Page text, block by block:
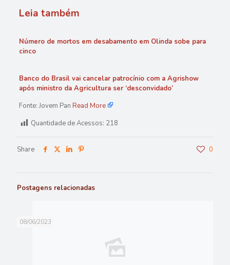
Leia também
Número de mortos em desabamento em Olinda sobe para
cinco
Banco do Brasil vai cancelar patrocínio com a Agrishow
após ministro da Agricultura ser ‘desconvidado’
Fonte: Jovem Pan Read More
Quantidade de Acessos: 218
Share 0
Postagens relacionadas
08/06/2023